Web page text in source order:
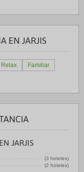
EN JARJIS
Relax
Familiar
JARJIS
(3 hoteles)
(2 hoteles)